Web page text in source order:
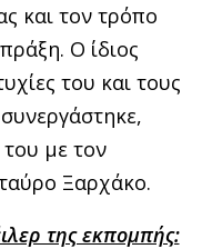
και τον τρόπο
Ο ίδιος
του και τους
του με τον
Ξαρχάκο.
της εκπομπής: